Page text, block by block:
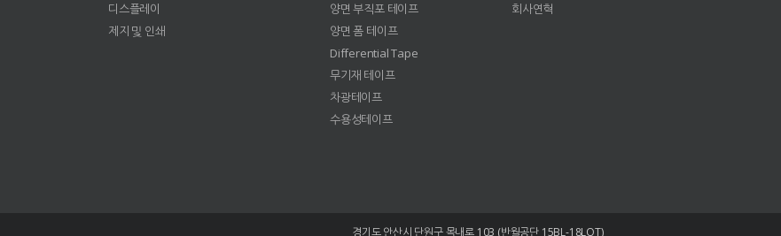
디스플레이
제지 및 인쇄
양면 부직포 테이프
양면 폼 테이프
Differential Tape
무기재 테이프
차광테이프
수용성테이프
회사연혁
경기도 안산시 단원구 목내로 103 (반월공단 15BL-18LOT)